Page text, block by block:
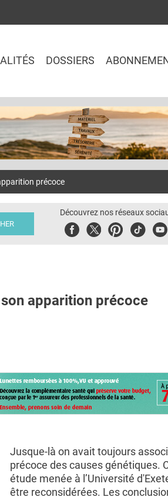
DOSSIERS
précoce
Découvrez nos réseaux
FacebookTwitterPinterest
Tiktok
son apparition précoce
Jusque-là on avait toujours
précoce des causes génétiques.
étude menée à l’Université
être reconsidérées. Les